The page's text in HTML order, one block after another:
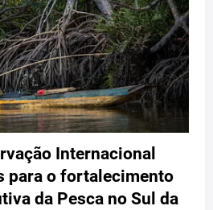
Internacional
para o fortalecimento
da Pesca no Sul da